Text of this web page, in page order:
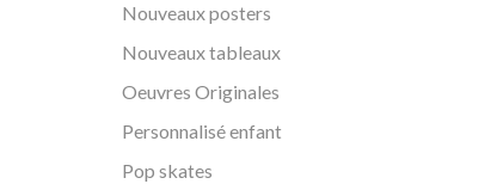
Nouveaux posters
Nouveaux tableaux
Oeuvres Originales
Personnalisé enfant
Pop skates